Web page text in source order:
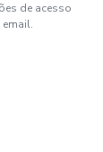
de acesso